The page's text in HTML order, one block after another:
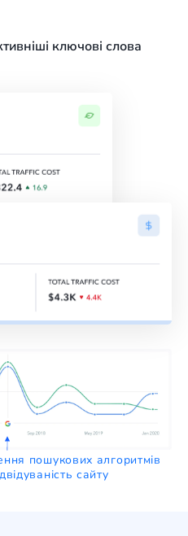
ключові слова
пошукових алгоритмів
сайту